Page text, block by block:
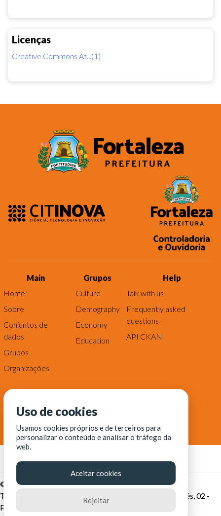
Licenças
Creative Commons At...(1)
Main
Home
Sobre
Conjuntos de
dados
Grupos
Organizações
Grupos
Culture
Demography
Economy
Education
Help
Talk with us
Frequently asked
questions
API CKAN
© Fortaleza Digital || CITINOVA - Fundação de Ciência,
Tecnologia e Inovação de Fortaleza - Rua dos Tremembés, 02 -
Praia de Iracema - Fortaleza-CE
Uso de cookies
Usamos cookies próprios e de terceiros para
personalizar o conteúdo e analisar o tráfego da
web.
Aceitar cookies
Rejeitar